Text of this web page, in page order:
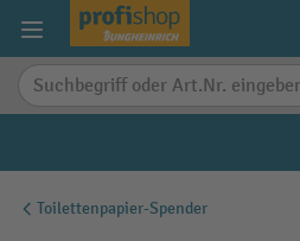
springen
Toilettenpapier-Spender